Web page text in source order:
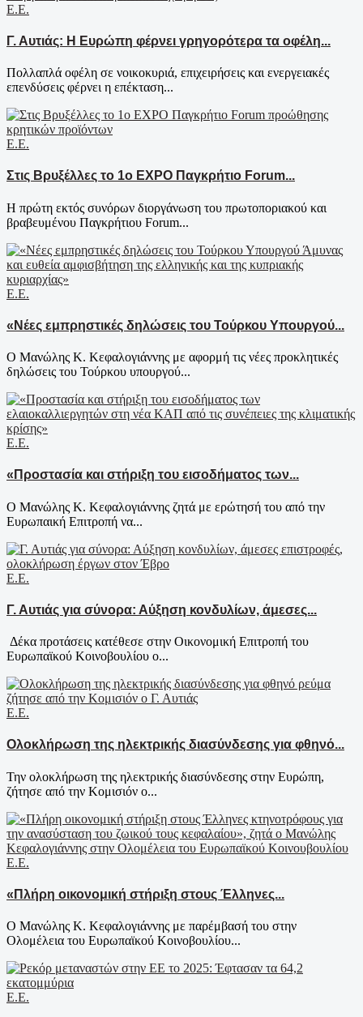
Ε.Ε.
Γ. Αυτιάς: Η Ευρώπη φέρνει γρηγορότερα τα οφέλη...
Πολλαπλά οφέλη σε νοικοκυριά, επιχειρήσεις και ενεργειακές
επενδύσεις φέρνει η επέκταση...
Ε.Ε.
Στις Βρυξέλλες το 1ο EXPO Παγκρήτιο Forum...
Η πρώτη εκτός συνόρων διοργάνωση του πρωτοποριακού και
βραβευμένου Παγκρήτιου Forum...
Ε.Ε.
«Νέες εμπρηστικές δηλώσεις του Τούρκου Υπουργού...
Ο Μανώλης Κ. Κεφαλογιάννης με αφορμή τις νέες προκλητικές
δηλώσεις του Τούρκου υπουργού...
Ε.Ε.
«Προστασία και στήριξη του εισοδήματος των...
Ο Μανώλης Κ. Κεφαλογιάννης ζητά με ερώτησή του από την
Ευρωπαική Επιτροπή να...
Ε.Ε.
Γ. Αυτιάς για σύνορα: Αύξηση κονδυλίων, άμεσες...
Δέκα προτάσεις κατέθεσε στην Οικονομική Επιτροπή του
Ευρωπαϊκού Κοινοβουλίου ο...
Ε.Ε.
Ολοκλήρωση της ηλεκτρικής διασύνδεσης για φθηνό...
Την ολοκλήρωση της ηλεκτρικής διασύνδεσης στην Ευρώπη,
ζήτησε από την Κομισιόν ο...
Ε.Ε.
«Πλήρη οικονομική στήριξη στους Έλληνες...
Ο Μανώλης Κ. Κεφαλογιάννης με παρέμβασή του στην
Ολομέλεια του Ευρωπαϊκού Κοινοβουλίου...
Ε.Ε.